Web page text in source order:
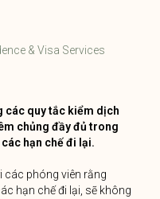
& Visa Services
các quy tắc kiểm dịch
chủng đầy đủ trong
hạn chế đi lại.
các phóng viên rằng
hạn chế đi lại, sẽ không